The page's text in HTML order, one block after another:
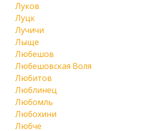
Луков
Луцк
Лучичи
Лыще
Любешов
Любешовская Воля
Любитов
Люблинец
Любомль
Любохини
Любче